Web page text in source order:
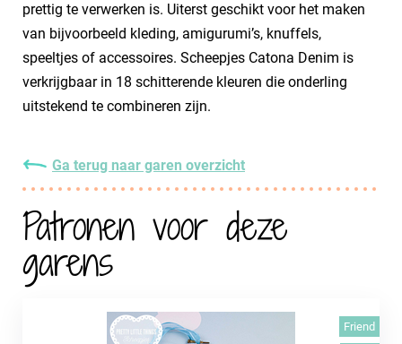
prettig te verwerken is. Uiterst geschikt voor het maken
van bijvoorbeeld kleding, amigurumi’s, knuffels,
speeltjes of accessoires. Scheepjes Catona Denim is
verkrijgbaar in 18 schitterende kleuren die onderling
uitstekend te combineren zijn.
Ga terug naar garen overzicht
Patronen voor deze
garens
Friend